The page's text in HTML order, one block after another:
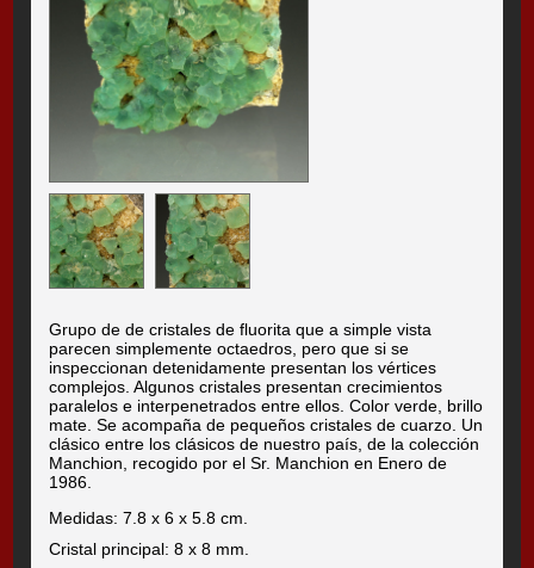
Grupo de de cristales de fluorita que a simple vista
parecen simplemente octaedros, pero que si se
inspeccionan detenidamente presentan los vértices
complejos. Algunos cristales presentan crecimientos
paralelos e interpenetrados entre ellos. Color verde, brillo
mate. Se acompaña de pequeños cristales de cuarzo. Un
clásico entre los clásicos de nuestro país, de la colección
Manchion, recogido por el Sr. Manchion en Enero de
1986.
Medidas: 7.8 x 6 x 5.8 cm.
Cristal principal: 8 x 8 mm.